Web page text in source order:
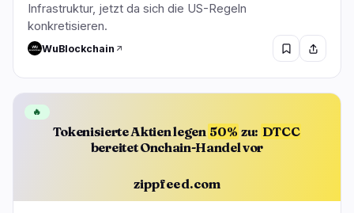
Infrastruktur, jetzt da sich die US-Regeln
konkretisieren.
WuBlockchain
Tokenisierte Aktien legen 50% zu: DTCC
bereitet Onchain-Handel vor
zippfeed.com
🔥